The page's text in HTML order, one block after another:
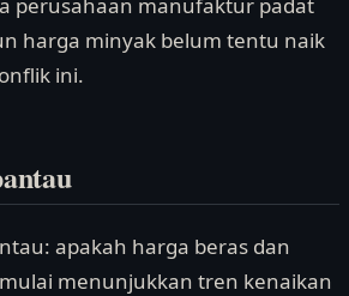
harga minyak belum tentu naik
ini.
apakah harga beras dan
menunjukkan tren kenaikan